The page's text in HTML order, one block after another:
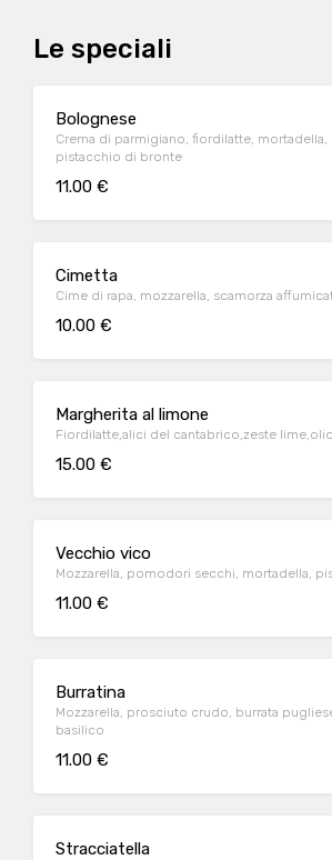
Le speciali
Bolognese
Crema di parmigiano, fiordilatte, mortadella,
pistacchio di bronte
11.00 €
Cimetta
Cime di rapa, mozzarella, scamorza
10.00 €
Margherita al limone
Fiordilatte,alici del cantabrico,zeste
15.00 €
Vecchio vico
Mozzarella, pomodori secchi, mortadella,
11.00 €
Burratina
Mozzarella, prosciuto crudo, burrata
basilico
11.00 €
Stracciatella